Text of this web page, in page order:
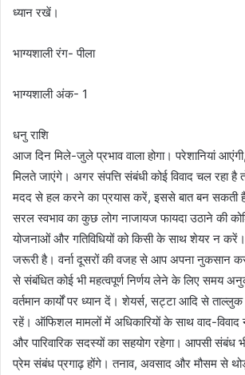
ध्यान रखें।
भाग्यशाली रंग- पीला
भाग्यशाली अंक- 1
धनु राशि
आज दिन मिले-जुले प्रभाव वाला होगा। परेशानियां
मिलते जाएंगे। अगर संपत्ति संबंधी कोई विवाद चल रहा है
मदद से हल करने का प्रयास करें, इससे बात बन सकती
सरल स्वभाव का कुछ लोग नाजायज फायदा उठाने की
योजनाओं और गतिविधियों को किसी के साथ शेयर न करें।
जरूरी है। वर्ना दूसरों की वजह से आप अपना नुकसान
से संबंधित कोई भी महत्वपूर्ण निर्णय लेने के लिए समय
वर्तमान कार्यों पर ध्यान दें। शेयर्स, सट्टा आदि से
रहें। ऑफिशल मामलों में अधिकारियों के साथ वाद-
और पारिवारिक सदस्यों का सहयोग रहेगा। आपसी संबंध भी
प्रेम संबंध प्रगाढ़ होंगे। तनाव, अवसाद और मौसम से